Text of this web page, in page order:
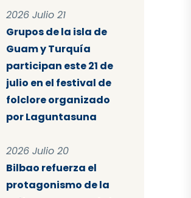
2026 Julio 21
Grupos de la isla de
Guam y Turquía
participan este 21 de
julio en el festival de
folclore organizado
por Laguntasuna
2026 Julio 20
Bilbao refuerza el
protagonismo de la